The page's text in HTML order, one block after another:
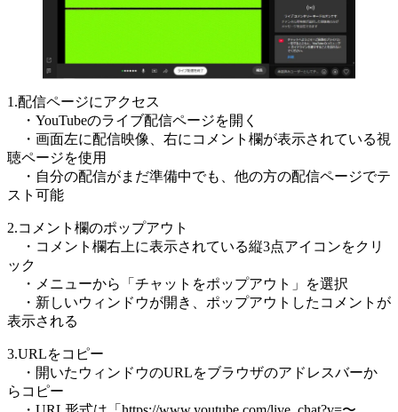
1.配信ページにアクセス
・YouTubeのライブ配信ページを開く
・画面左に配信映像、右にコメント欄が表示されている視
聴ページを使用
・自分の配信がまだ準備中でも、他の方の配信ページでテ
スト可能
2.コメント欄のポップアウト
・コメント欄右上に表示されている縦3点アイコンをクリ
ック
・メニューから「チャットをポップアウト」を選択
・新しいウィンドウが開き、ポップアウトしたコメントが
表示される
3.URLをコピー
・開いたウィンドウのURLをブラウザのアドレスバーか
らコピー